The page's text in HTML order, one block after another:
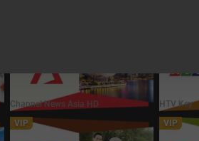
Channel News Asia HD
Channel News Asia HD HTV Key
VIP VIP